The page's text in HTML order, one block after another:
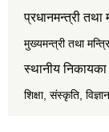
प्रधानमन्त्री तथा
मुख्यमन्त्री तथा
स्थानीय निकायका
शिक्षा, संस्कृति,